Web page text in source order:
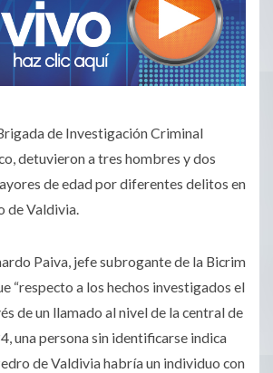
de Investigación Criminal
detuvieron a tres hombres y dos
de edad por diferentes delitos en
de Valdivia.
Paiva, jefe subrogante de la Bicrim
“respecto a los hechos investigados el
de un llamado al nivel de la central de
una persona sin identificarse indica
de Valdivia habría un individuo con